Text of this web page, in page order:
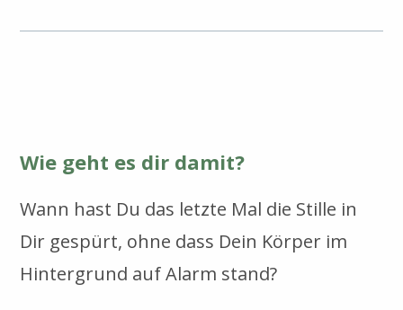
Wie geht es dir damit?
Wann hast Du das letzte Mal die Stille in
Dir gespürt, ohne dass Dein Körper im
Hintergrund auf Alarm stand?